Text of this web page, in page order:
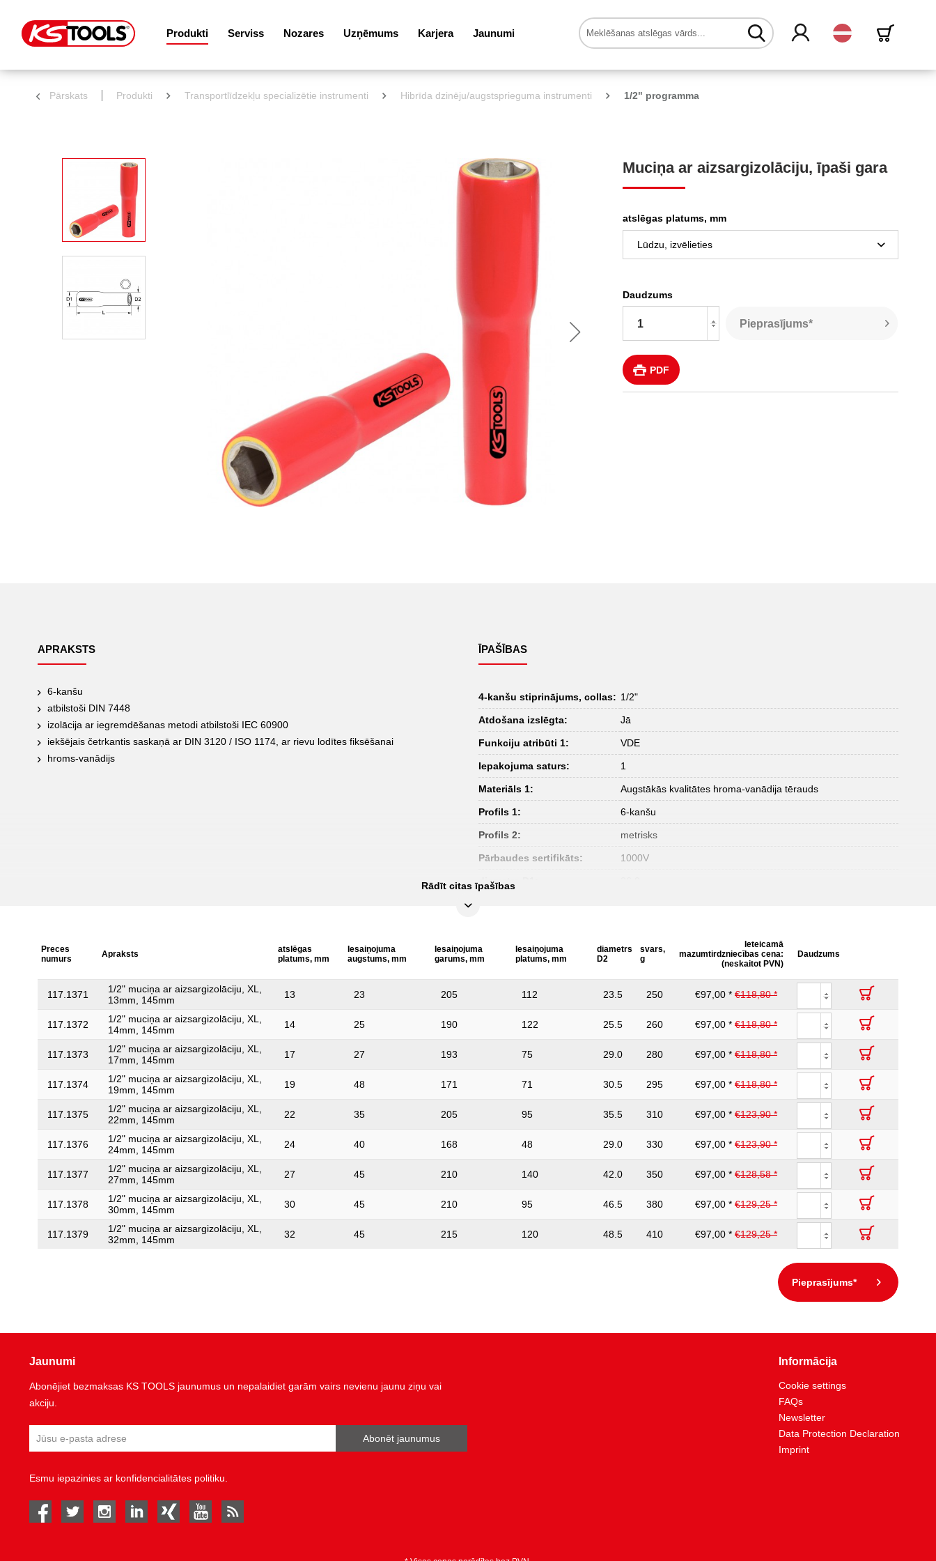
Produkti Serviss Nozares Uzņēmums Karjera Jaunumi Latvijas
Pārskats Produkti Transportlīdzekļu specializētie instrumenti Hibrīda dzinēju/augstsprieguma instrumenti 1/2" programma
Muciņa ar aizsargizolāciju, īpaši gara
atslēgas platums, mm
Daudzums
Pieprasījums*
PDF
APRAKSTS
6-kanšu
atbilstoši DIN 7448
izolācija ar iegremdēšanas metodi atbilstoši IEC 60900
iekšējais četrkantis saskaņā ar DIN 3120 / ISO 1174, ar rievu lodītes fiksēšanai
hroms-vanādijs
ĪPAŠĪBAS
4-kanšu stiprinājums, collas: 1/2"
Atdošana izslēgta: Jā
Funkciju atribūti 1: VDE
Iepakojuma saturs: 1
Materiāls 1: Augstākās kvalitātes hroma-vanādija tērauds
Profils 1: 6-kanšu
Profils 2: metrisks
Pārbaudes sertifikāts: 1000V
diametrs D1:
norma: DIN 7448, DIN 3120, ISO 1174, IEC 60900
Rādīt citas īpašības
Preces
numurs
Apraksts
atslēgas
platums, mm
Iesaiņojuma
augstums, mm
Iesaiņojuma
garums, mm
Iesaiņojuma
platums, mm
diametrs
D2
svars,
g
Ieteicamā
mazumtirdzniecības cena:
(neskaitot PVN)
Daudzums
117.1371
1/2" muciņa ar aizsargizolāciju, XL,
13mm, 145mm
13 23 205 112 23.5 250 €97,00 * €118,80 *
117.1372
1/2" muciņa ar aizsargizolāciju, XL,
14mm, 145mm
14 25 190 122 25.5 260 €97,00 * €118,80 *
117.1373
1/2" muciņa ar aizsargizolāciju, XL,
17mm, 145mm
17 27 193 75 29.0 280 €97,00 * €118,80 *
117.1374
1/2" muciņa ar aizsargizolāciju, XL,
19mm, 145mm
19 48 171 71 30.5 295 €97,00 * €118,80 *
117.1375
1/2" muciņa ar aizsargizolāciju, XL,
22mm, 145mm
22 35 205 95 35.5 310 €97,00 * €123,90 *
117.1376
1/2" muciņa ar aizsargizolāciju, XL,
24mm, 145mm
24 40 168 48 29.0 330 €97,00 * €123,90 *
117.1377
1/2" muciņa ar aizsargizolāciju, XL,
27mm, 145mm
27 45 210 140 42.0 350 €97,00 * €128,58 *
117.1378
1/2" muciņa ar aizsargizolāciju, XL,
30mm, 145mm
30 45 210 95 46.5 380 €97,00 * €129,25 *
117.1379
1/2" muciņa ar aizsargizolāciju, XL,
32mm, 145mm
32 45 215 120 48.5 410 €97,00 * €129,25 *
Pieprasījums*
Jaunumi
Abonējiet bezmaksas KS TOOLS jaunumus un nepalaidiet garām vairs nevienu jaunu ziņu vai
akciju.
Abonēt jaunumus
Esmu iepazinies ar konfidencialitātes politiku
facebook twitter instagramlinked in Xing youtube
Informācija
Cookie settings
FAQs
Newsletter
Data Protection Declaration
Imprint